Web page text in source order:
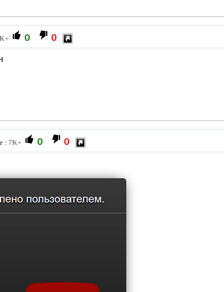
0 0
: 7K+ 0 0